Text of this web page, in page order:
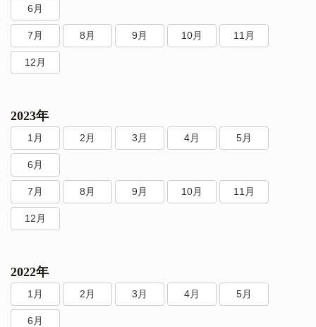
6月
7月 8月 9月 10月 11月
12月
2023年
1月 2月 3月 4月 5月
6月
7月 8月 9月 10月 11月
12月
2022年
1月 2月 3月 4月 5月
6月